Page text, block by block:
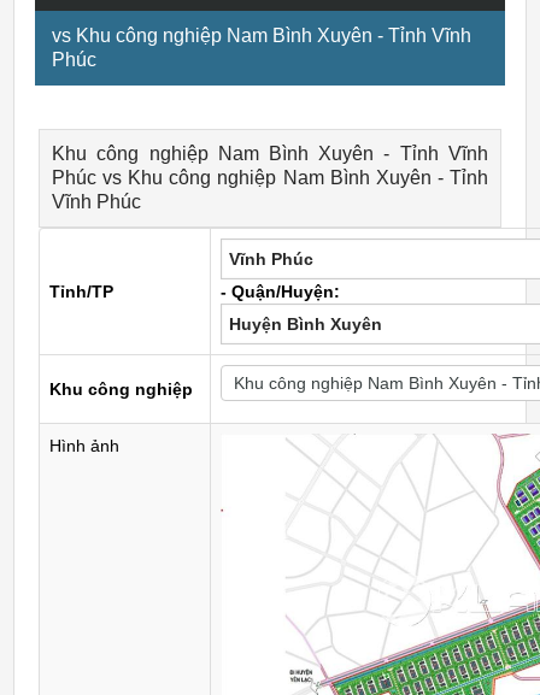
vs Khu công nghiệp Nam Bình Xuyên - Tỉnh Vĩnh
Phúc
Khu công nghiệp Nam Bình Xuyên - Tỉnh Vĩnh
Phúc vs Khu công nghiệp Nam Bình Xuyên - Tỉnh
Vĩnh Phúc
Tỉnh/TP
Vĩnh Phúc
- Quận/Huyện:
Huyện Bình Xuyên
Khu công nghiệp
Hình ảnh